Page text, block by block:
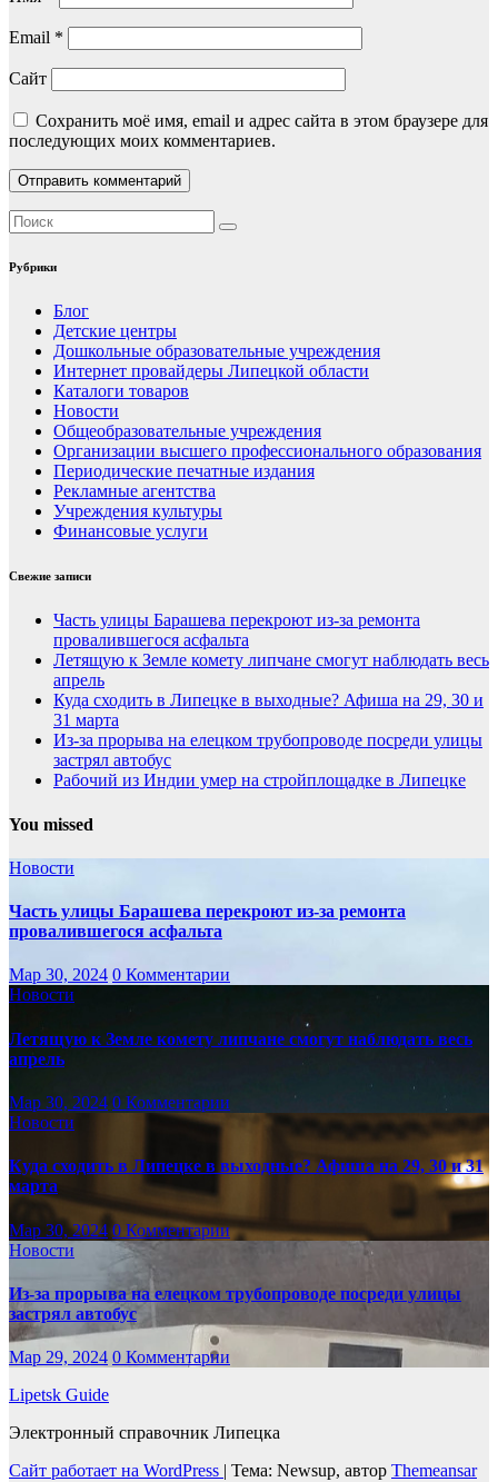
Email *
Сайт
Сохранить моё имя, email и адрес сайта в этом браузере для
последующих моих комментариев.
Рубрики
Блог
Детские центры
Дошкольные образовательные учреждения
Интернет провайдеры Липецкой области
Каталоги товаров
Новости
Общеобразовательные учреждения
Организации высшего профессионального образования
Периодические печатные издания
Рекламные агентства
Учреждения культуры
Финансовые услуги
Свежие записи
Часть улицы Барашева перекроют из-за ремонта
провалившегося асфальта
Летящую к Земле комету липчане смогут наблюдать весь
апрель
Куда сходить в Липецке в выходные? Афиша на 29, 30 и
31 марта
Из-за прорыва на елецком трубопроводе посреди улицы
застрял автобус
Рабочий из Индии умер на стройплощадке в Липецке
You missed
Новости
Часть улицы Барашева перекроют из-за ремонта
провалившегося асфальта
Мар 30, 2024 0 Комментарии
Новости
Летящую к Земле комету липчане смогут наблюдать весь
апрель
Мар 30, 2024 0 Комментарии
Новости
Куда сходить в Липецке в выходные? Афиша на 29, 30 и 31
марта
Мар 30, 2024 0 Комментарии
Новости
Из-за прорыва на елецком трубопроводе посреди улицы
застрял автобус
Мар 29, 2024 0 Комментарии
Lipetsk Guide
Электронный справочник Липецка
Сайт работает на WordPress | Тема: Newsup, автор Themeansar